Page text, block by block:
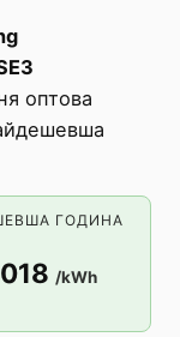
оптова
ГОДИНА
/kWh